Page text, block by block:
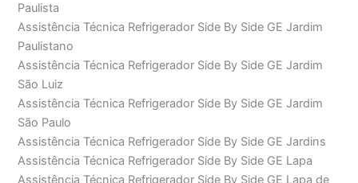
Paulista
Assistência Técnica Refrigerador Side By Side GE Jardim
Paulistano
Assistência Técnica Refrigerador Side By Side GE Jardim
São Luiz
Assistência Técnica Refrigerador Side By Side GE Jardim
São Paulo
Assistência Técnica Refrigerador Side By Side GE Jardins
Assistência Técnica Refrigerador Side By Side GE Lapa
Assistência Técnica Refrigerador Side By Side GE Lapa de